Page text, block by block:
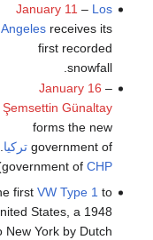
January 11 – Los
Angelesreceives its
first recorded
snowfall.
January 16 –
Şemsettin Günaltay
forms the new
government of تركيا
government of CHP
first VW Type 1 to
States, a 1948
New York by Dutch